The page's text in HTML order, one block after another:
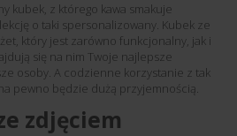
kubek, z którego kawa smakuje
o taki spersonalizowany. Kubek ze
który jest zarówno funkcjonalny, jak i
się na nim Twoje najlepsze
osoby. A codzienne korzystanie z tak
pewno będzie dużą przyjemnością.
zdjęciem